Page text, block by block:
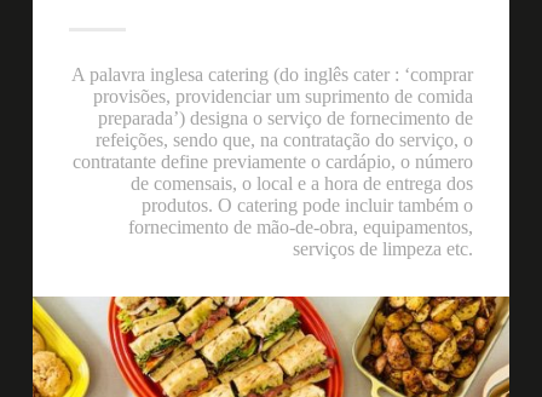
A palavra inglesa catering (do inglês cater : ‘comprar
provisões, providenciar um suprimento de comida
preparada’) designa o serviço de fornecimento de
refeições, sendo que, na contratação do serviço, o
contratante define previamente o cardápio, o número
de comensais, o local e a hora de entrega dos
produtos. O catering pode incluir também o
fornecimento de mão-de-obra, equipamentos,
serviços de limpeza etc.